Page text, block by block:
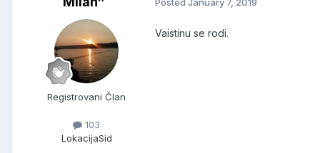
Registrovani Član
103
LokacijaSid
Posted January 7, 2019
Vaistinu se rodi.